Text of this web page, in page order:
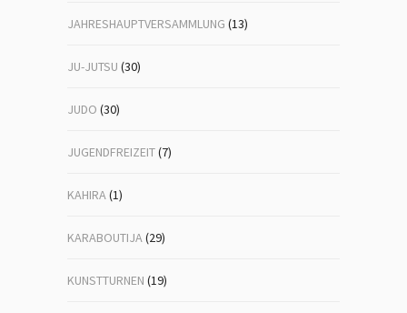
JAHRESHAUPTVERSAMMLUNG (13)
JU-JUTSU (30)
JUDO (30)
JUGENDFREIZEIT(7)
KAHIRA(1)
KARABOUTIJA(29)
KUNSTTURNEN (19)